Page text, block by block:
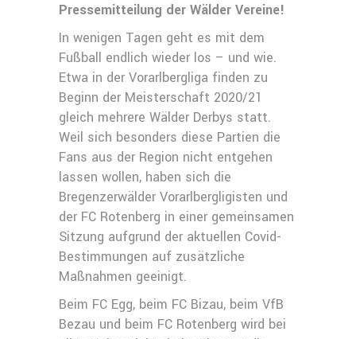
Pressemitteilung der Wälder Vereine!
In wenigen Tagen geht es mit dem
Fußball endlich wieder los – und wie.
Etwa in der Vorarlbergliga finden zu
Beginn der Meisterschaft 2020/21
gleich mehrere Wälder Derbys statt.
Weil sich besonders diese Partien die
Fans aus der Region nicht entgehen
lassen wollen, haben sich die
Bregenzerwälder Vorarlbergligisten und
der FC Rotenberg in einer gemeinsamen
Sitzung aufgrund der aktuellen Covid-
Bestimmungen auf zusätzliche
Maßnahmen geeinigt.
Beim FC Egg, beim FC Bizau, beim VfB
Bezau und beim FC Rotenberg wird bei